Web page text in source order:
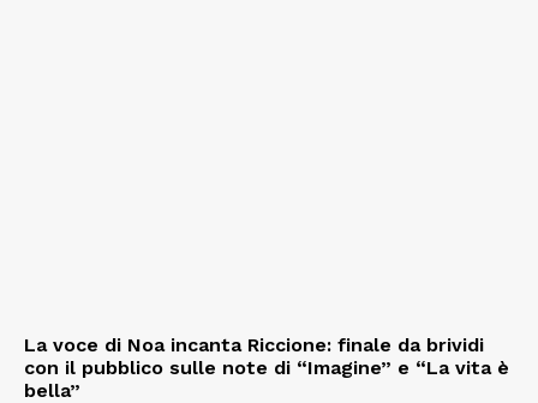
La voce di Noa incanta Riccione: finale da brividi
con il pubblico sulle note di “Imagine” e “La vita è
bella”